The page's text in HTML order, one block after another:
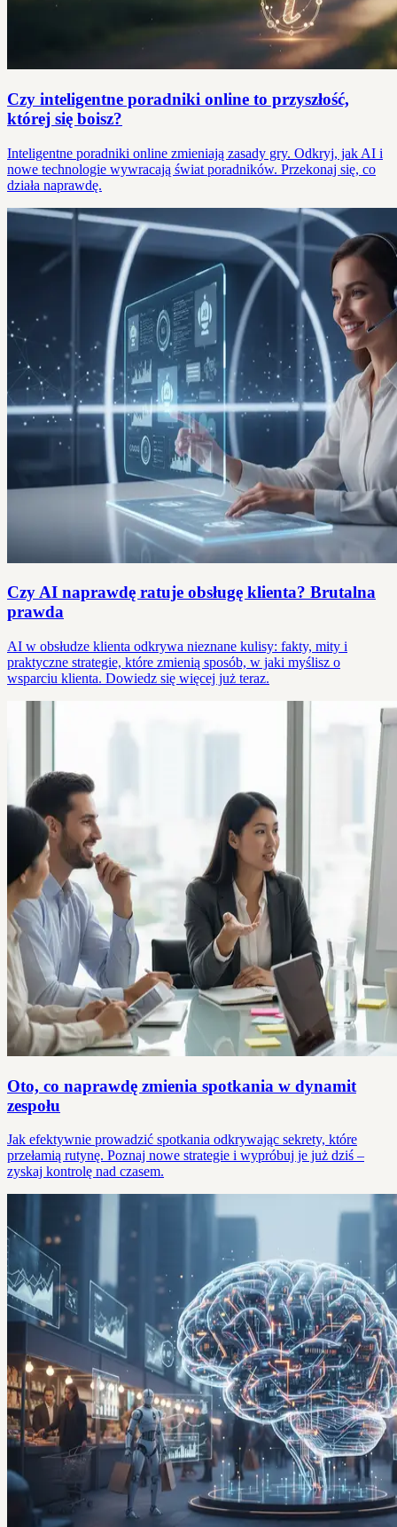
Czy inteligentne poradniki online to przyszłość,
której się boisz?
Inteligentne poradniki online zmieniają zasady gry. Odkryj, jak AI i
nowe technologie wywracają świat poradników. Przekonaj się, co
działa naprawdę.
Czy AI naprawdę ratuje obsługę klienta? Brutalna
prawda
AI w obsłudze klienta odkrywa nieznane kulisy: fakty, mity i
praktyczne strategie, które zmienią sposób, w jaki myślisz o
wsparciu klienta. Dowiedz się więcej już teraz.
Oto, co naprawdę zmienia spotkania w dynamit
zespołu
Jak efektywnie prowadzić spotkania odkrywając sekrety, które
przełamią rutynę. Poznaj nowe strategie i wypróbuj je już dziś –
zyskaj kontrolę nad czasem.